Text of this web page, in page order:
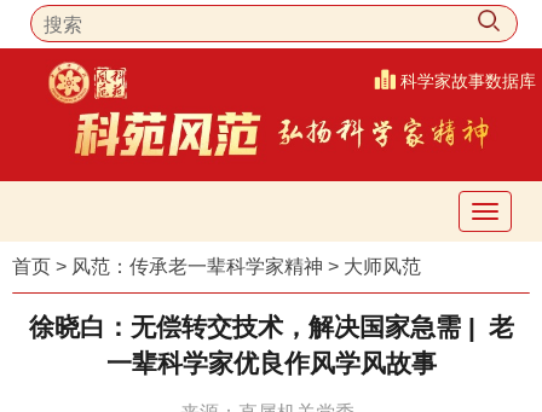
科学家故事数据库
首页 > 风范：传承老一辈科学家精神 > 大师风范
徐晓白：无偿转交技术，解决国家急需| 老
一辈科学家优良作风学风故事